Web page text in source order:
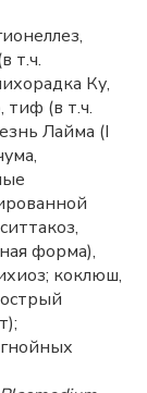
т.ч.
Ку,
тиф (в т.ч.
Лайма (I
форма),
коклюш,